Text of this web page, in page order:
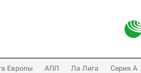
Европы АПЛ Ла Лига Серия А